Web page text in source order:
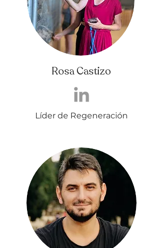
Rosa Castizo
Líder de Regeneración